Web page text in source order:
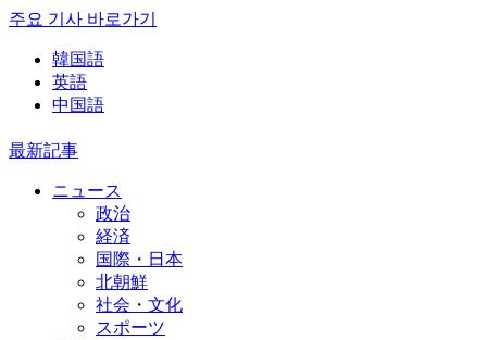
주요 기사 바로가기
韓国語
英語
中国語
最新記事
ニュース
政治
経済
国際・日本
北朝鮮
社会・文化
スポーツ